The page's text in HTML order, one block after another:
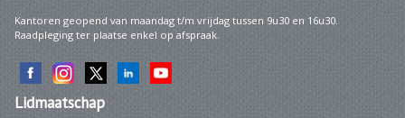
Kantoren geopend van maandag t/m vrijdag tussen 9u30 en 16u30.
Raadpleging ter plaatse enkel op afspraak.
Lidmaatschap